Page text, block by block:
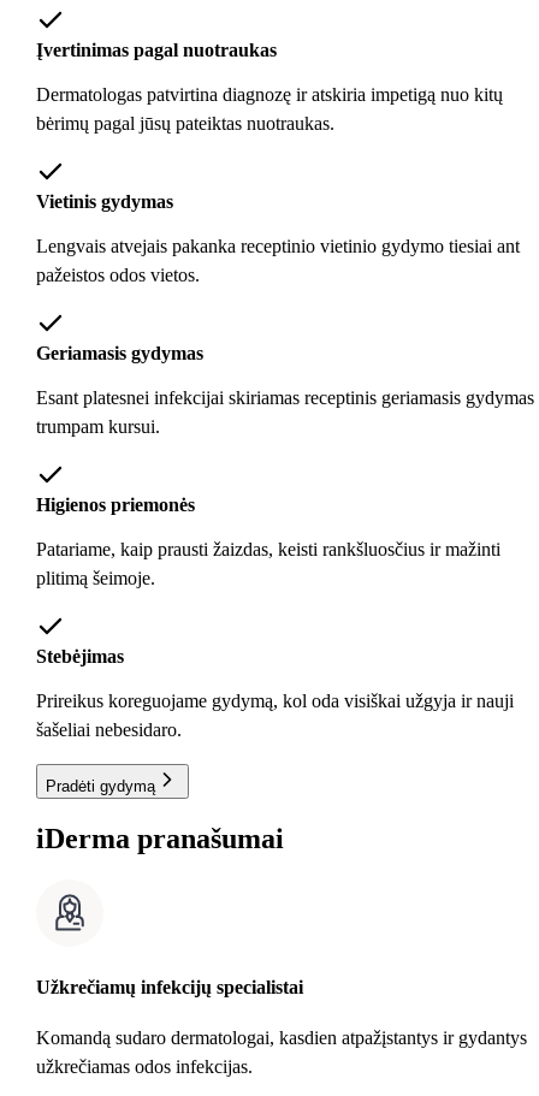
Įvertinimas pagal nuotraukas
Dermatologas patvirtina diagnozę ir atskiria impetigą nuo kitų
bėrimų pagal jūsų pateiktas nuotraukas.
Vietinis gydymas
Lengvais atvejais pakanka receptinio vietinio gydymo tiesiai ant
pažeistos odos vietos.
Geriamasis gydymas
Esant platesnei infekcijai skiriamas receptinis geriamasis gydymas
trumpam kursui.
Higienos priemonės
Patariame, kaip prausti žaizdas, keisti rankšluosčius ir mažinti
plitimą šeimoje.
Stebėjimas
Prireikus koreguojame gydymą, kol oda visiškai užgyja ir nauji
šašeliai nebesidaro.
Pradėti gydymą
iDerma pranašumai
Užkrečiamų infekcijų specialistai
Komandą sudaro dermatologai, kasdien atpažįstantys ir gydantys
užkrečiamas odos infekcijas.